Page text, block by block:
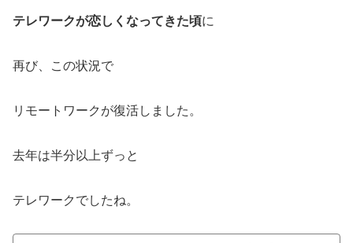
テレワークが恋しくなってきた頃に
再び、この状況で
リモートワークが復活しました。
去年は半分以上ずっと
テレワークでしたね。